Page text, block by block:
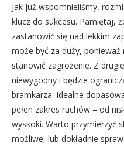
Jak już wspomnieliśmy,
klucz do sukcesu. Pamiętaj,
zastanowić się nad lekkim
może być za duży,
stanowić zagrożenie. Z
niewygodny i będzie
bramkarza. Idealne
pełen zakres ruchów – od
wyskoki. Warto przymierzyć
możliwe, lub dokładnie